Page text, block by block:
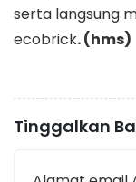
serta langsung
ecobrick. (hms)
Tinggalkan